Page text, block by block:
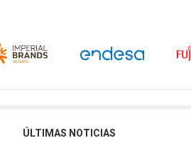
ÚLTIMAS NOTICIAS